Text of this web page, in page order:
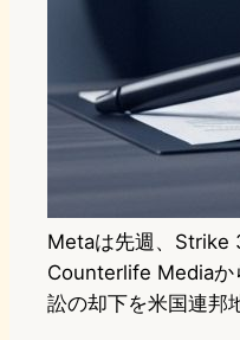
Metaは先週、Strike
Counterlife Mediaか
訟の却下を米国連邦